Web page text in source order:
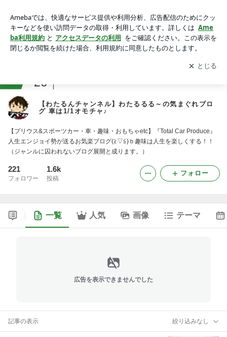
1/1オモチャ♪アプリをダウンロードして ブログの更新通知
を受け取りまし
ょう。
開く
26
【わたるんチャンネル】わたるるる～の気まぐれブロ
グ 車は1/1オモチャ♪
【プリウス&スポーツカー・車・趣味・おもちゃetc】『Total Car Produce』
人生エンジョイ勢が送るお気楽ブログ(≧▽≦)ｂ趣味は人生を楽しくする！！
（ジャンルに囚われないブログ展開と成ります。）
221
フォロワー
1.6k
投稿
フォロー
一覧 人気 画像 テーマ
広告を表示できませんでした
記事の表示 絞り込みなし